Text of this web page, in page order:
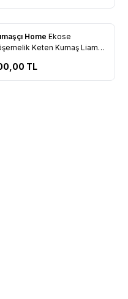
Ekle
Home Ekose
Keten Kumaş Liam
TL